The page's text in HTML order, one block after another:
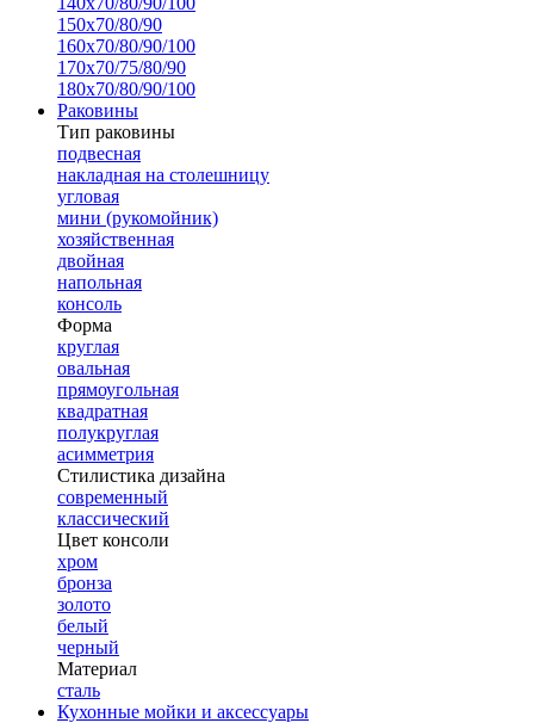
150х70/80/90
160х70/80/90/100
170х70/75/80/90
180х70/80/90/100
Раковины
Тип раковины
подвесная
накладная на столешницу
угловая
мини (рукомойник)
хозяйственная
двойная
напольная
консоль
Форма
круглая
овальная
прямоугольная
квадратная
полукруглая
асимметрия
Стилистика дизайна
современный
классический
Цвет консоли
хром
бронза
золото
белый
черный
Материал
сталь
Кухонные мойки и аксессуары